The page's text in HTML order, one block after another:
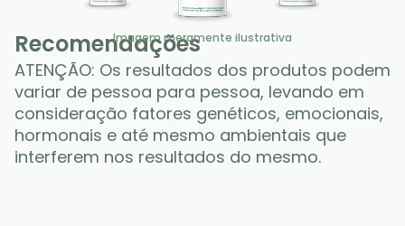
Imagem meramente ilustrativa
Recomendações
ATENÇÃO: Os resultados dos produtos podem
variar de pessoa para pessoa, levando em
consideração fatores genéticos, emocionais,
hormonais e até mesmo ambientais que
interferem nos resultados do mesmo.